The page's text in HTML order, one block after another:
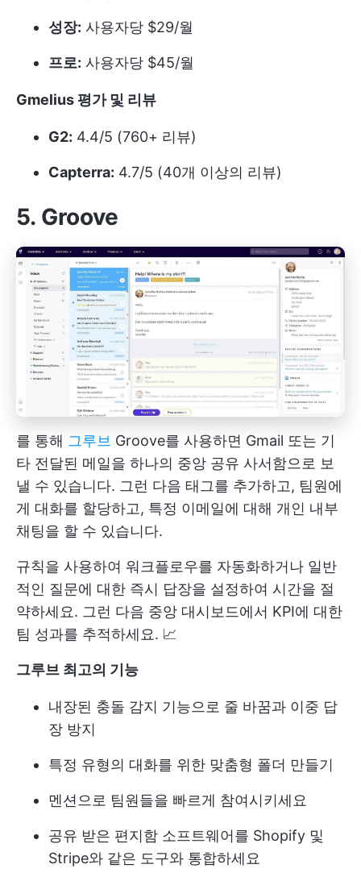
성장: 사용자당 $29/월
프로: 사용자당 $45/월
Gmelius평가 및 리뷰
G2: 4.4/5 (760+ 리뷰)
Capterra: 4.7/5 (40개 이상의 리뷰)
5. Groove
를 통해 그루브 Groove를 사용하면 Gmail 또는 기
타 전달된 메일을 하나의 중앙 공유 사서함으로 보
낼 수 있습니다. 그런 다음 태그를 추가하고, 팀원에
게 대화를 할당하고, 특정 이메일에 대해 개인 내부
채팅을 할 수 있습니다.
규칙을 사용하여 워크플로우를 자동화하거나 일반
적인 질문에 대한 즉시 답장을 설정하여 시간을 절
약하세요. 그런 다음 중앙 대시보드에서 KPI에 대한
팀 성과를 추적하세요. 📈
그루브 최고의 기능
내장된 충돌 감지 기능으로 줄 바꿈과 이중 답
장 방지
특정 유형의 대화를 위한 맞춤형 폴더 만들기
멘션으로 팀원들을 빠르게 참여시키세요
공유 받은 편지함 소프트웨어를 Shopify 및
Stripe와 같은 도구와 통합하세요